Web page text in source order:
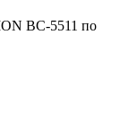
BC-5511 по